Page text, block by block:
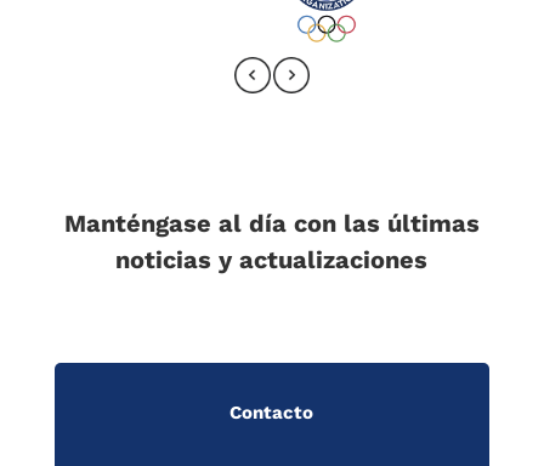
Manténgase al día con las últimas
noticias y actualizaciones
Contacto